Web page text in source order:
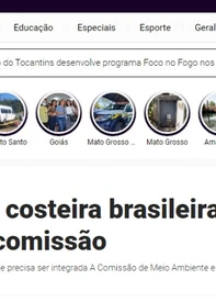
MÍDIA AGROTÓXICOS
EMENDAS
RELEASE